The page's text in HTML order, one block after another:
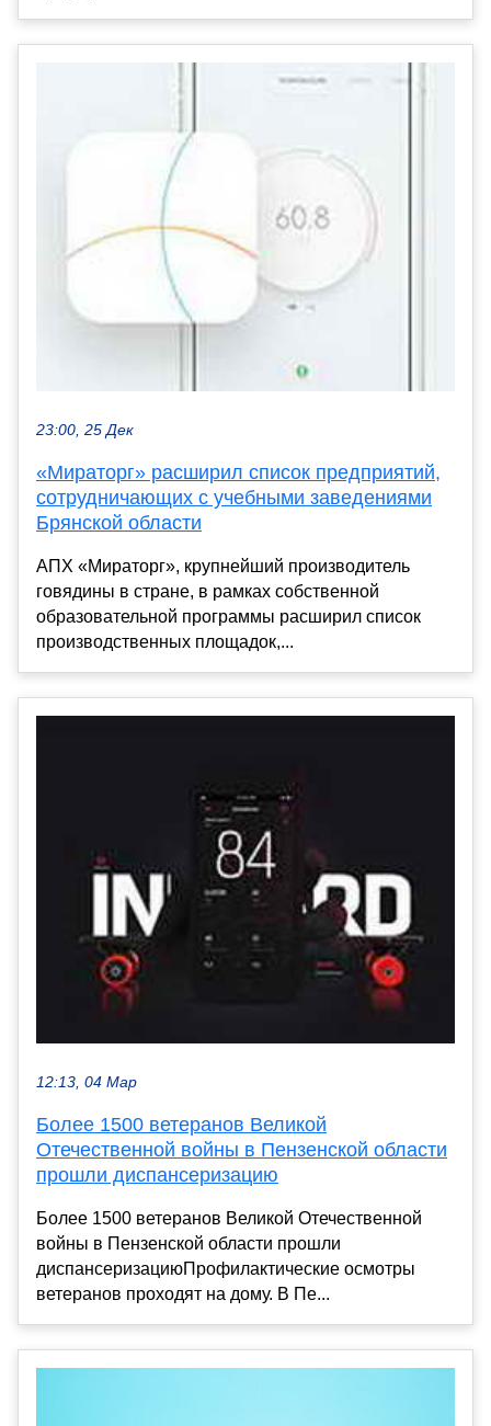
23:00, 25 Дек
«Мираторг» расширил список предприятий,
сотрудничающих с учебными заведениями
Брянской области
АПХ «Мираторг», крупнейший производитель
говядины в стране, в рамках собственной
образовательной программы расширил список
производственных площадок,...
12:13, 04 Мар
Более 1500 ветеранов Великой
Отечественной войны в Пензенской области
прошли диспансеризацию
Более 1500 ветеранов Великой Отечественной
войны в Пензенской области прошли
диспансеризациюПрофилактические осмотры
ветеранов проходят на дому. В Пе...